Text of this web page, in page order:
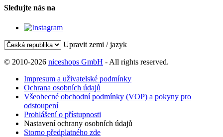
Sledujte nás na
Upravit zemi / jazyk
© 2010-2026 niceshops GmbH - All rights reserved.
Impresum a uživatelské podmínky
Ochrana osobních údajů
Všeobecné obchodní podmínky (VOP) a pokyny pro
odstoupení
Prohlášení o přístupnosti
Nastavení ochrany osobních údajů
Storno předplatného zde